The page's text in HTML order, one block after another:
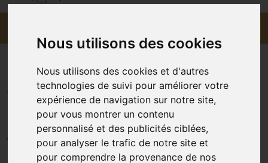
Nous utilisons des cookies
Nous utilisons des cookies et d'autres
technologies de suivi pour améliorer votre
expérience de navigation sur notre site,
pour vous montrer un contenu
personnalisé et des publicités ciblées,
pour analyser le trafic de notre site et
pour comprendre la provenance de nos
Alvadiem Déo 48H Miel
Lavande Stick
ALVADIEM (APIVITA)